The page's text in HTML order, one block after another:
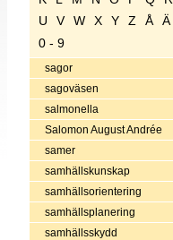
U
V W X Y Z Å Ä
0 - 9
sagor
sagoväsen
salmonella
Salomon August Andrée
samer
samhällskunskap
samhällsorientering
samhällsplanering
samhällsskydd